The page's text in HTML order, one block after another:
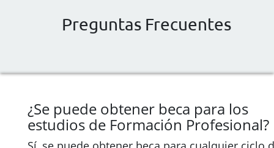
Preguntas Frecuentes
¿Se puede obtener beca para los
estudios de Formación Profesional?